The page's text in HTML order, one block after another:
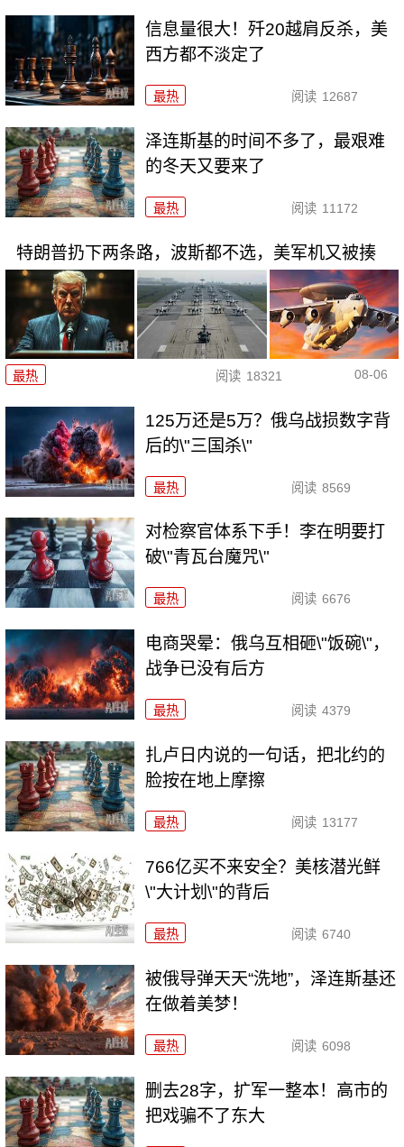
信息量很大！歼20越肩反杀，美
西方都不淡定了
最热 阅读 12687
泽连斯基的时间不多了，最艰难
的冬天又要来了
最热 阅读 11172
特朗普扔下两条路，波斯都不选，美军机又被揍
最热 阅读 18321 08-06
125万还是5万？俄乌战损数字背
后的\"三国杀\"
最热 阅读 8569
对检察官体系下手！李在明要打
破\"青瓦台魔咒\"
最热 阅读 6676
电商哭晕：俄乌互相砸\"饭碗\"，
战争已没有后方
最热 阅读 4379
扎卢日内说的一句话，把北约的
脸按在地上摩擦
最热 阅读 13177
766亿买不来安全？美核潜光鲜
\"大计划\"的背后
最热 阅读 6740
被俄导弹天天“洗地”，泽连斯基还
在做着美梦！
最热 阅读 6098
删去28字，扩军一整本！高市的
把戏骗不了东大